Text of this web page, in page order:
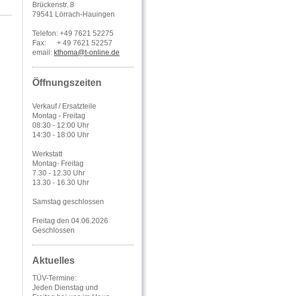
Brückenstr. 8
79541 Lörrach-Hauingen
Telefon: +49 7621 52275
Fax: + 49 7621 52257
email: kthoma@t-online.de
Öffnungszeiten
Verkauf / Ersatzteile
Montag - Freitag
08:30 - 12:00 Uhr
14:30 - 18:00 Uhr
Werkstatt
Montag- Freitag
7.30 - 12.30 Uhr
13.30 - 16.30 Uhr
Samstag geschlossen
Freitag den 04.06.2026
Geschlossen
Aktuelles
TÜV-Termine:
Jeden Dienstag und